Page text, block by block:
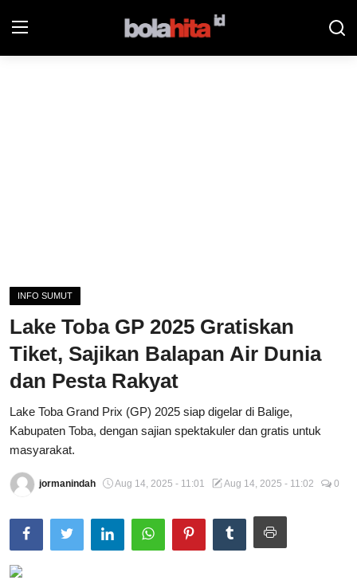
Sportainment
Total Sports
Contact
Pedoman Media Siber
INFO SUMUT
Lake Toba GP 2025 Gratiskan
Tiket, Sajikan Balapan Air Dunia
dan Pesta Rakyat
Lake Toba Grand Prix (GP) 2025 siap digelar di Balige,
Kabupaten Toba, dengan sajian spektakuler dan gratis untuk
masyarakat.
jormanindah Aug 14, 2025 - 11:01 Aug 14, 2025 - 11:02 0